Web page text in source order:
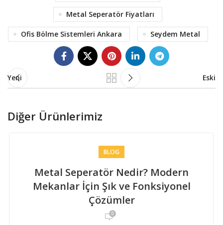
Metal Seperatör Fiyatları
Ofis Bölme Sistemleri Ankara Seydem Metal
Yeni Eski
Diğer Ürünlerimiz
BLOG
Metal Seperatör Nedir? Modern
Mekanlar İçin Şık ve Fonksiyonel
Çözümler
0